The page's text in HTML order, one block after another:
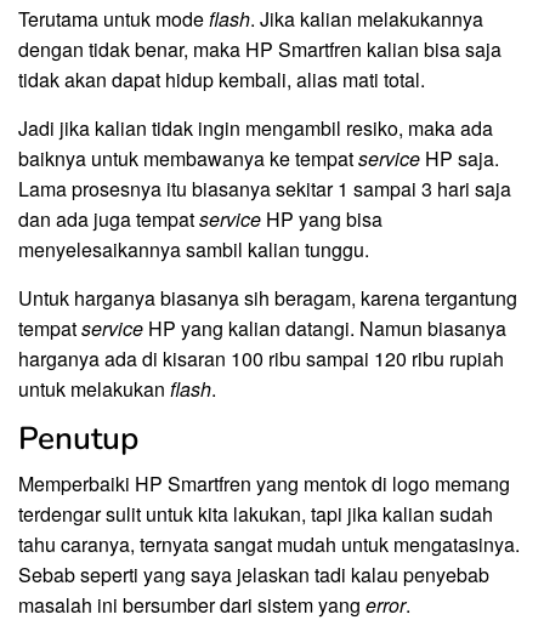
Terutama untuk modeflash. Jika kalian melakukannya
dengan tidak benar, maka HP Smartfren kalian bisa saja
tidak akan dapat hidup kembali, alias mati total.
Jadi jika kalian tidak ingin mengambil resiko, maka ada
baiknya untuk membawanya ke tempatservice HP saja.
Lama prosesnya itu biasanya sekitar 1 sampai 3 hari saja
dan ada juga tempatservice HP yang bisa
menyelesaikannya sambil kalian tunggu.
Untuk harganya biasanya sih beragam, karena tergantung
tempatservice HP yang kalian datangi. Namun biasanya
harganya ada di kisaran 100 ribu sampai 120 ribu rupiah
untuk melakukan flash.
Penutup
Memperbaiki HP Smartfren yang mentok di logo memang
terdengar sulit untuk kita lakukan, tapi jika kalian sudah
tahu caranya, ternyata sangat mudah untuk mengatasinya.
Sebab seperti yang saya jelaskan tadi kalau penyebab
masalah ini bersumber dari sistem yang error.